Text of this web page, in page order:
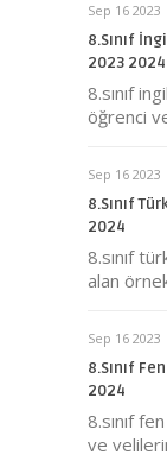
Sep 16 2023
8.Sınıf
2023 2024
8.sınıf
öğrenci
Sep 16 2023
8.Sınıf
2024
8.sınıf
alan
Sep 16 2023
8.Sınıf
2024
8.sınıf
ve